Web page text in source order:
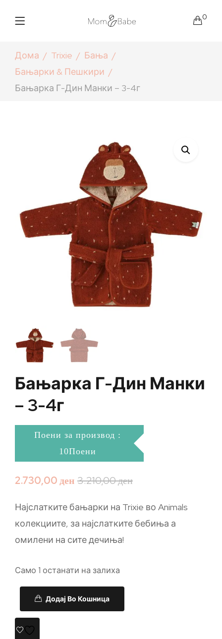
0
Дома Trixie
Бања
Бањарки & Пешкири
Бањарка Г-Дин Манки – 3-4г
Бањарка Г-Дин Манки
– 3-4г
Поени за производ :
10Поени
3.210,00ден
2.730,00ден
Најслатките бањарки на Trixie во Animals
колекциите, за најслатките бебиња а
омилени на сите дечиња!
Само 1 останати на залиха
Додај Во Кошница